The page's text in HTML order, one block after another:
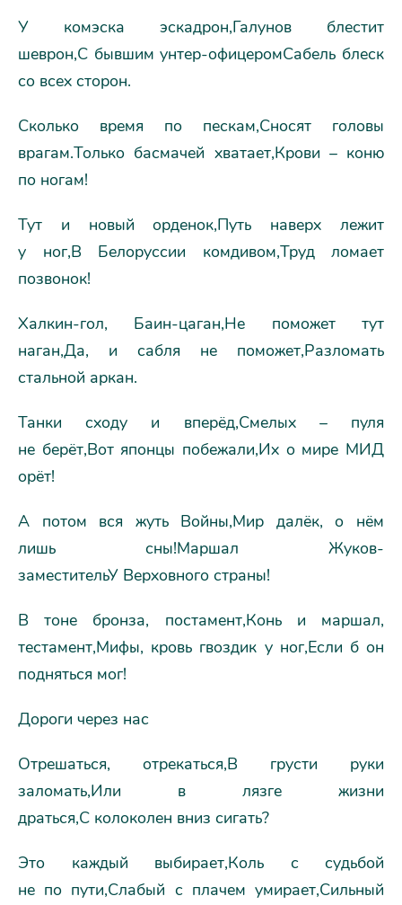
У комэска эскадрон,Галунов блестит
шеврон,С бывшим унтер-офицеромСабель блеск
со всех сторон.
Сколько время по пескам,Сносят головы
врагам.Только басмачей хватает,Крови – коню
по ногам!
Тут и новый орденок,Путь наверх лежит
у ног,В Белоруссии комдивом,Труд ломает
позвонок!
Халкин-гол, Баин-цаган,Не поможет тут
наган,Да, и сабля не поможет,Разломать
стальной аркан.
Танки сходу и вперёд,Смелых – пуля
не берёт,Вот японцы побежали,Их о мире МИД
орёт!
А потом вся жуть Войны,Мир далёк, о нём
лишь сны!Маршал Жуков-
заместительУ Верховного страны!
В тоне бронза, постамент,Конь и маршал,
тестамент,Мифы, кровь гвоздик у ног,Если б он
подняться мог!
Дороги через нас
Отрешаться, отрекаться,В грусти руки
заломать,Или в лязге жизни
драться,С колоколен вниз сигать?
Это каждый выбирает,Коль с судьбой
не по пути,Слабый с плачем умирает,Сильный